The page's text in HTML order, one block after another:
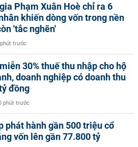
Phạm Xuân Hoè chỉ ra 6
khiến dòng vốn trong nền
'tắc nghẽn'
trước
30% thuế thu nhập cho hộ
doanh nghiệp có doanh thu
đồng
phút trước
phát hành gần 500 triệu cổ
vốn lên gần 77.800 tỷ